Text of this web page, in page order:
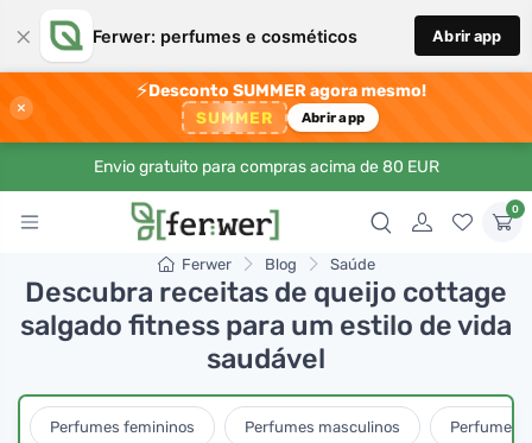
× Ferwer: perfumes e cosméticos Abrir app
×
⚡Desconto SUMMER agora mesmo!
SUMMER Abrir app
Envio gratuito para compras acima de 80 EUR
0
Ferwer Blog Saúde
Descubra receitas de queijo cottage
salgado fitness para um estilo de vida
saudável
Perfumes femininos Perfumes masculinos Perfumes